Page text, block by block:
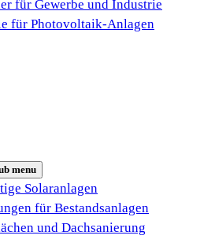
für Gewerbe und Industrie
für Photovoltaik-Anlagen
menu
Solaranlagen
für Bestandsanlagen
und Dachsanierung